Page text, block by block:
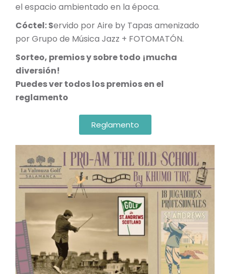
el espacio ambientado en la época.
Cóctel: Servido por Aire by Tapas amenizado
por Grupo de Música Jazz + FOTOMATÓN.
Sorteo, premios y sobre todo ¡mucha
diversión!
Puedes ver todos los premios en el
reglamento
Reglamento